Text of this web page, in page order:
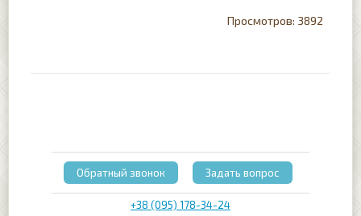
3892
+38 (095) 178-34-24
Обратный звонок Задать вопрос